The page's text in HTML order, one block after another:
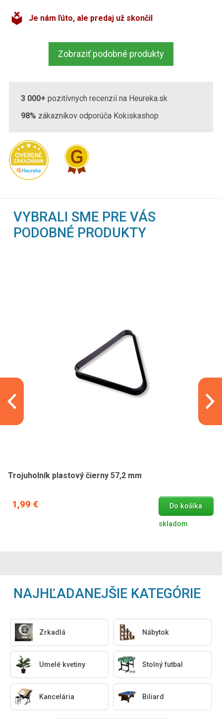
Je nám ľúto, ale predaj už skončil
Zobraziť podobné produkty
3 000+ pozitívnych recenzií na Heureka.sk
98% zákazníkov odporúča Kokiskashop
VYBRALI SME PRE VÁS
PODOBNÉ PRODUKTY
Trojuholník plastový čierny 57,2 mm
1,99 € Do košíka
skladom
NAJHĽADANEJŠIE KATEGÓRIE
Zrkadlá Nábytok
Umelé kvetiny Stolný futbal
Kancelária Biliard